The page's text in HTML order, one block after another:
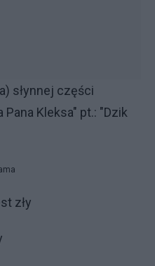
słynnej części
Kleksa" pt.: "Dzik
zły